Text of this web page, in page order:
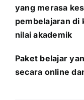
yang merasa
pembelajaran di
nilai akademik
Paket belajar
secara online